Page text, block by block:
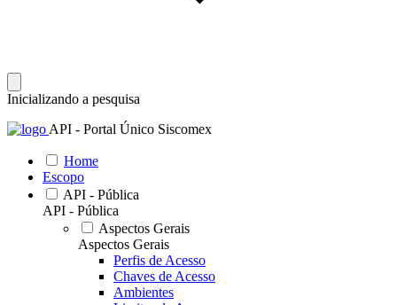
Inicializando a pesquisa
API - Portal Único Siscomex
Home
Escopo
API - Pública
API - Pública
Aspectos Gerais
Aspectos Gerais
Perfis de Acesso
Chaves de Acesso
Ambientes